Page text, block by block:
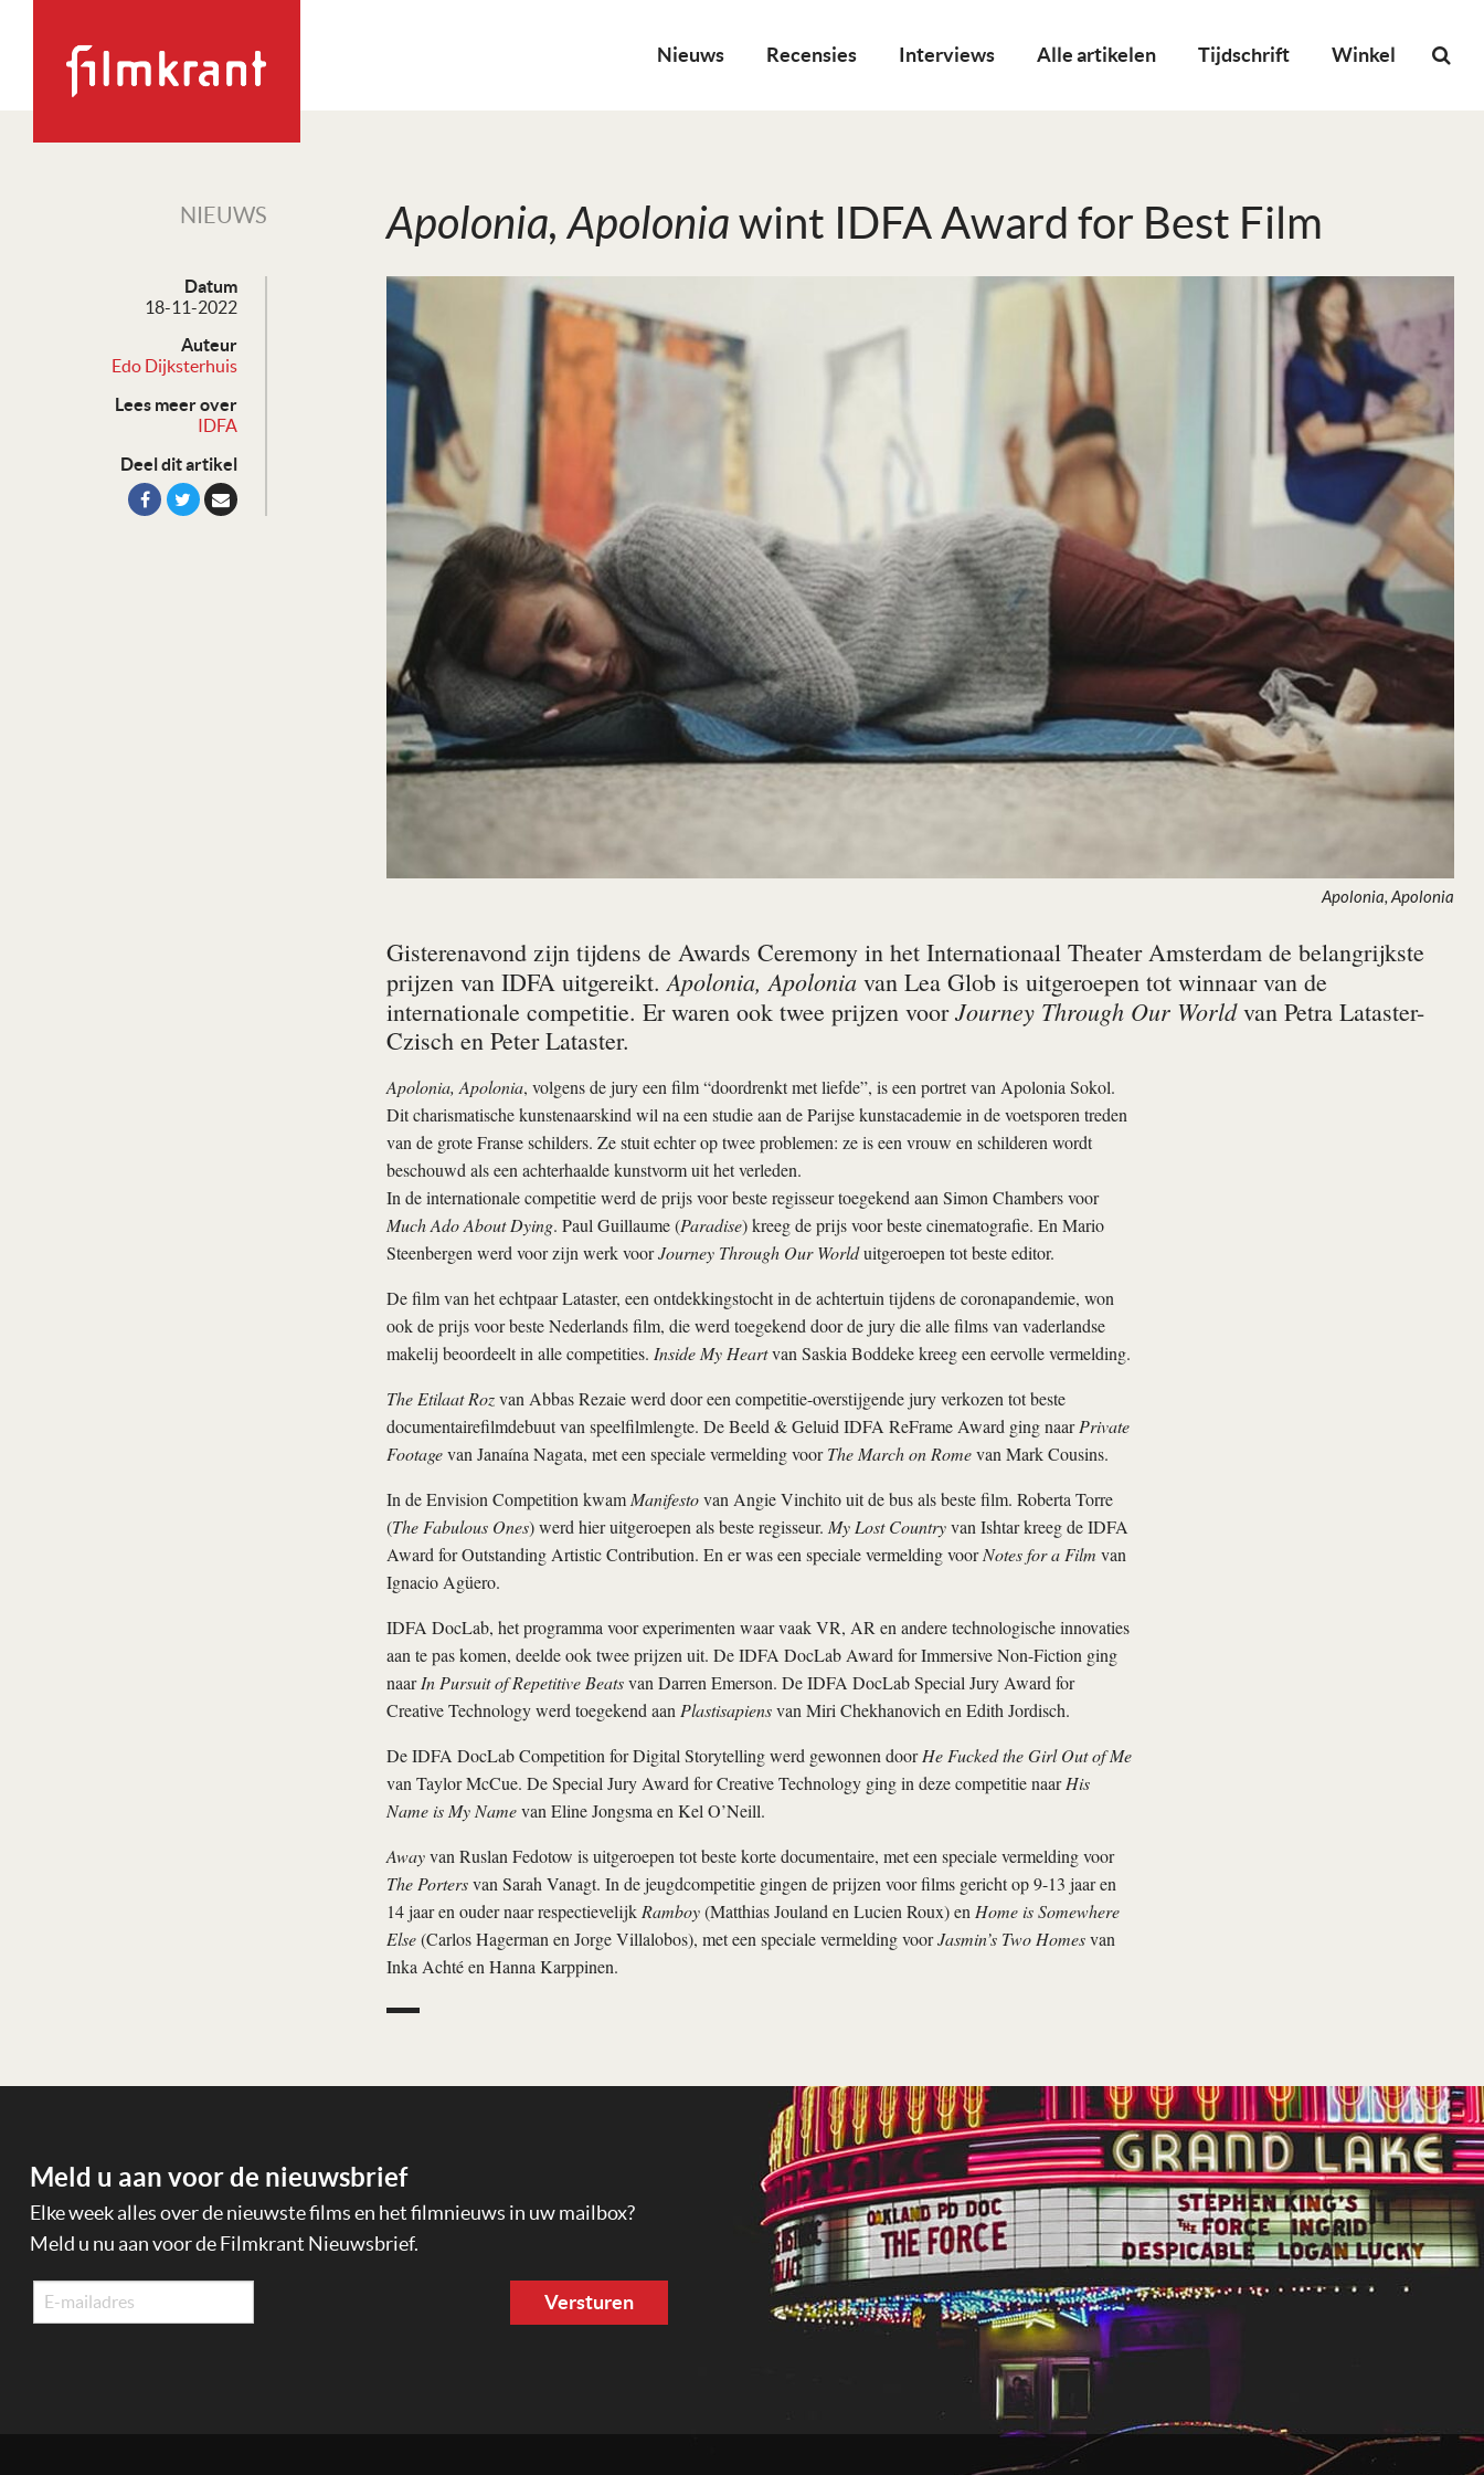
Nieuws Recensies Interviews Alle artikelen Tijdschrift Winkel
NIEUWS Apo­lo­nia, Apo­lo­nia wint IDFA Award for Best Film
Datum
18-11-2022
Auteur
Edo Dijksterhuis
Lees meer over
IDFA
Deel dit artikel
Apolonia, Apolonia
Gisterenavond zijn tijdens de Awards Ceremony in het Internationaal Theater Amsterdam de belangrijkste
prijzen van IDFA uitgereikt. Apolonia, Apoloniavan Lea Glob is uitgeroepen tot winnaar van de
internationale competitie. Er waren ook twee prijzen voorJourney Through Our Worldvan Petra Lataster-
Czisch en Peter Lataster.
Apolonia, Apolonia, volgens de jury een film “doordrenkt met liefde”, is een portret van Apolonia Sokol.
Dit charismatische kunstenaarskind wil na een studie aan de Parijse kunstacademie in de voetsporen treden
van de grote Franse schilders. Ze stuit echter op twee problemen: ze is een vrouw en schilderen wordt
beschouwd als een achterhaalde kunstvorm uit het verleden.
In de internationale competitie werd de prijs voor beste regisseur toegekend aan Simon Chambers voor
Much Ado About Dying. Paul Guillaume (Paradise) kreeg de prijs voor beste cinematografie. En Mario
Steenbergen werd voor zijn werk voorJourney Through Our Worlduitgeroepen tot beste editor.
De film van het echtpaar Lataster, een ontdekkingstocht in de achtertuin tijdens de coronapandemie, won
ook de prijs voor beste Nederlands film, die werd toegekend door de jury die alle films van vaderlandse
makelij beoordeelt in alle competities. Inside My Heartvan Saskia Boddeke kreeg een eervolle vermelding.
The Etilaat Rozvan Abbas Rezaie werd door een competitie-overstijgende jury verkozen tot beste
documentairefilmdebuut van speelfilmlengte. De Beeld & Geluid IDFA ReFrame Award ging naarPrivate
Footagevan Janaína Nagata, met een speciale vermelding voorThe March on Romevan Mark Cousins.
In de Envision Competition kwam Manifestovan Angie Vinchito uit de bus als beste film. Roberta Torre
(The Fabulous Ones) werd hier uitgeroepen als beste regisseur. My Lost Countryvan Ishtar kreeg de IDFA
Award for Outstanding Artistic Contribution. En er was een speciale vermelding voorNotes for a Film van
Ignacio Agüero.
IDFA DocLab, het programma voor experimenten waar vaak VR, AR en andere technologische innovaties
aan te pas komen, deelde ook twee prijzen uit. De IDFA DocLab Award for Immersive Non-Fiction ging
naarIn Pursuit of Repetitive Beatsvan Darren Emerson. De IDFA DocLab Special Jury Award for
Creative Technology werd toegekend aan Plastisapiensvan Miri Chekhanovich en Edith Jordisch.
De IDFA DocLab Competition for Digital Storytelling werd gewonnen doorHe Fucked the Girl Out of Me
van Taylor McCue. De Special Jury Award for Creative Technology ging in deze competitie naarHis
Name is My Namevan Eline Jongsma en Kel O’Neill.
Awayvan Ruslan Fedotow is uitgeroepen tot beste korte documentaire, met een speciale vermelding voor
The Portersvan Sarah Vanagt. In de jeugdcompetitie gingen de prijzen voor films gericht op 9-13 jaar en
14 jaar en ouder naar respectievelijk Ramboy(Matthias Jouland en Lucien Roux) en Home is Somewhere
Else(Carlos Hagerman en Jorge Villalobos), met een speciale vermelding voorJasmin’s Two Homesvan
Inka Achté en Hanna Karppinen.
Meld u aan voor de nieuwsbrief
Elke week alles over de nieuwste films en het filmnieuws in uw mailbox?
Meld u nu aan voor de Filmkrant Nieuwsbrief.